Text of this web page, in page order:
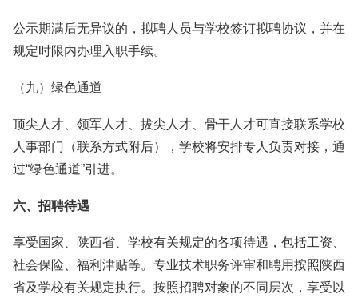
公示期满后无异议的，拟聘人员与学校签订拟聘协议，并在
规定时限内办理入职手续。
（九）绿色通道
顶尖人才、领军人才、拔尖人才、骨干人才可直接联系学校
人事部门（联系方式附后），学校将安排专人负责对接，通
过“绿色通道”引进。
六、招聘待遇
享受国家、陕西省、学校有关规定的各项待遇，包括工资、
社会保险、福利津贴等。专业技术职务评审和聘用按照陕西
省及学校有关规定执行。按照招聘对象的不同层次，享受以